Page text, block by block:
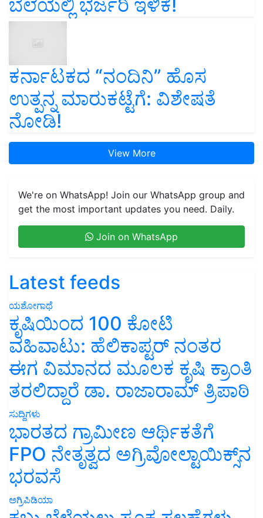
ಬೆಲೆಯಲ್ಲಿ ಭರ್ಜರಿ ಇಳಿಕೆ!
ಕರ್ನಾಟಕದ “ನಂದಿನಿ” ಹೊಸ
ಉತ್ಪನ್ನ ಮಾರುಕಟ್ಟೆಗೆ: ವಿಶೇಷತೆ
ನೋಡಿ!
View More
We're on WhatsApp! Join our WhatsApp group and
get the most important updates you need. Daily.
Join on WhatsApp
Latest feeds
ಯಶೋಗಾಥೆ
ಕೃಷಿಯಿಂದ 100 ಕೋಟಿ
ವಹಿವಾಟು: ಹೆಲಿಕಾಪ್ಟರ್ ನಂತರ
ಈಗ ವಿಮಾನದ ಮೂಲಕ ಕೃಷಿ ಕ್ರಾಂತಿ
ತರಲಿದ್ದಾರೆ ಡಾ. ರಾಜಾರಾಮ್ ತ್ರಿಪಾಠಿ
ಸುದ್ದಿಗಳು
ಭಾರತದ ಗ್ರಾಮೀಣ ಆರ್ಥಿಕತೆಗೆ
FPO ನೇತೃತ್ವದ ಅಗ್ರಿವೋಲ್ಟಾಯಿಕ್ಸ್‌ನ
ಭರವಸೆ
ಅಗ್ರಿಪಿಡಿಯಾ